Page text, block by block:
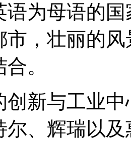
语为母语的
市，壮丽的
。
创新与工业
尔、辉瑞以